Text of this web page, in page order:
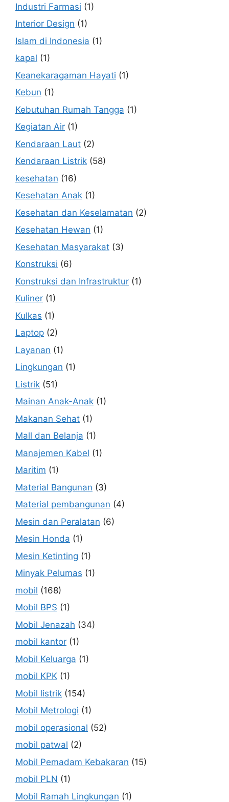
Industri Farmasi (1)
Interior Design (1)
Islam di Indonesia (1)
kapal (1)
Keanekaragaman Hayati (1)
Kebun (1)
Kebutuhan Rumah Tangga (1)
Kegiatan Air (1)
Kendaraan Laut (2)
Kendaraan Listrik (58)
kesehatan (16)
Kesehatan Anak (1)
Kesehatan dan Keselamatan (2)
Kesehatan Hewan (1)
Kesehatan Masyarakat (3)
Konstruksi (6)
Konstruksi dan Infrastruktur (1)
Kuliner (1)
Kulkas (1)
Laptop (2)
Layanan (1)
Lingkungan (1)
Listrik (51)
Mainan Anak-Anak (1)
Makanan Sehat (1)
Mall dan Belanja (1)
Manajemen Kabel (1)
Maritim (1)
Material Bangunan (3)
Material pembangunan (4)
Mesin dan Peralatan (6)
Mesin Honda (1)
Mesin Ketinting (1)
Minyak Pelumas (1)
mobil (168)
Mobil BPS (1)
Mobil Jenazah (34)
mobil kantor (1)
Mobil Keluarga (1)
mobil KPK (1)
Mobil listrik (154)
Mobil Metrologi (1)
mobil operasional (52)
mobil patwal (2)
Mobil Pemadam Kebakaran (15)
mobil PLN (1)
Mobil Ramah Lingkungan (1)